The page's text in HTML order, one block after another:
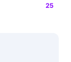
25